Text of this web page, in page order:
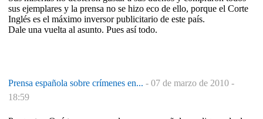
sus ejemplares y la prensa no se hizo eco de ello, porque el Corte
Inglés es el máximo inversor publicitario de este país.
Dale una vuelta al asunto. Pues así todo.
Prensa española sobre crímenes en... - 07 de marzo de 2010 -
18:59